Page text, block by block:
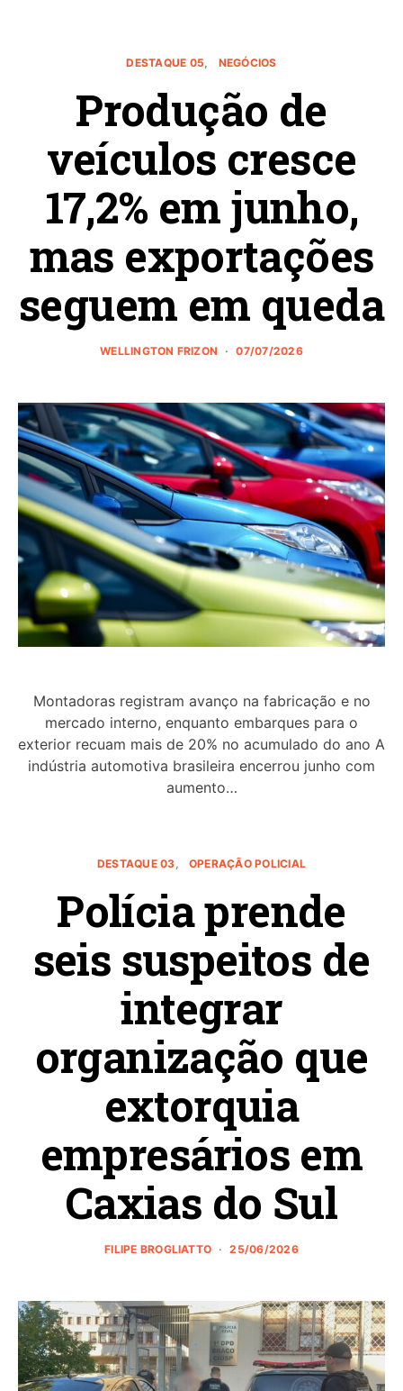
DESTAQUE 05 NEGÓCIOS
Produção de
veículos cresce
17,2% em junho,
mas exportações
seguem em queda
WELLINGTON FRIZON 07/07/2026
Montadoras registram avanço na fabricação e no
mercado interno, enquanto embarques para o
exterior recuam mais de 20% no acumulado do ano A
indústria automotiva brasileira encerrou junho com
aumento…
DESTAQUE 03 OPERAÇÃO POLICIAL
Polícia prende
seis suspeitos de
integrar
organização que
extorquia
empresários em
Caxias do Sul
FILIPE BROGLIATTO 25/06/2026